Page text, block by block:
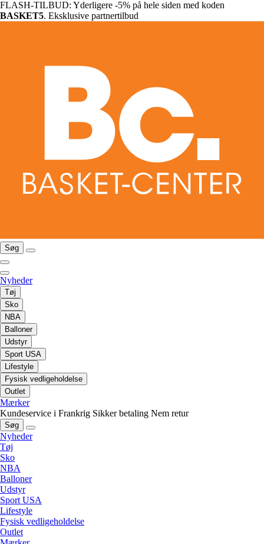
FLASH-TILBUD: Yderligere -5% på hele siden med koden
BASKET5. Eksklusive partnertilbud
Søg
Nyheder
Tøj
Sko
NBA
Balloner
Udstyr
Sport USA
Lifestyle
Fysisk vedligeholdelse
Outlet
Mærker
Kundeservice i Frankrig Sikker betaling Nem retur
Søg
Nyheder
Tøj
Sko
NBA
Balloner
Udstyr
Sport USA
Lifestyle
Fysisk vedligeholdelse
Outlet